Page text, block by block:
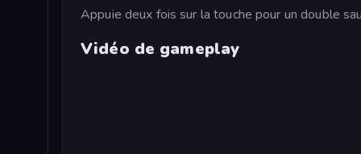
Appuie deux fois sur la touche pour un double
Vidéo de gameplay